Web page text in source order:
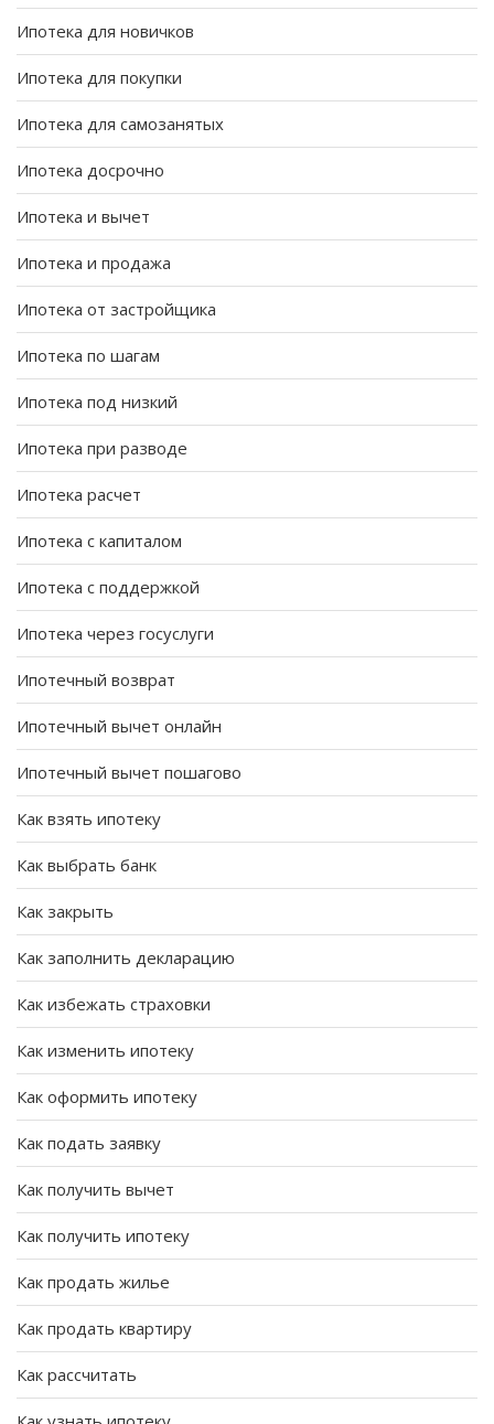
Ипотека для новичков
Ипотека для покупки
Ипотека для самозанятых
Ипотека досрочно
Ипотека и вычет
Ипотека и продажа
Ипотека от застройщика
Ипотека по шагам
Ипотека под низкий
Ипотека при разводе
Ипотека расчет
Ипотека с капиталом
Ипотека с поддержкой
Ипотека через госуслуги
Ипотечный возврат
Ипотечный вычет онлайн
Ипотечный вычет пошагово
Как взять ипотеку
Как выбрать банк
Как закрыть
Как заполнить декларацию
Как избежать страховки
Как изменить ипотеку
Как оформить ипотеку
Как подать заявку
Как получить вычет
Как получить ипотеку
Как продать жилье
Как продать квартиру
Как рассчитать